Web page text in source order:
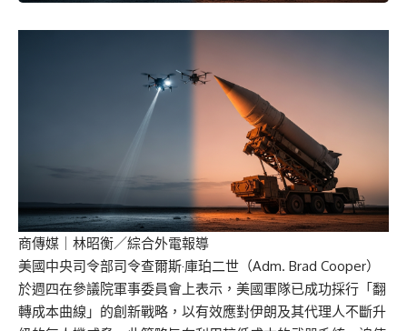
商傳媒 ｜林昭衡／綜合外電報導
美國中央司令部司令查爾斯·庫珀二世（Adm. Brad Cooper）
於週四在參議院軍事委員會上表示，美國軍隊已成功採行「翻
轉成本曲線」的創新戰略，以有效應對伊朗及其代理人不斷升